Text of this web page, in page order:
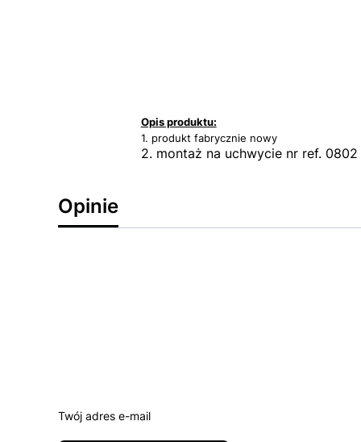
Opis produktu:
1. produkt fabrycznie nowy
2. montaż na uchwycie nr ref.
Opinie
Twój adres e-mail